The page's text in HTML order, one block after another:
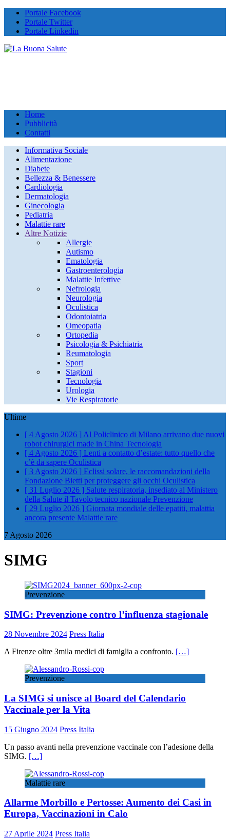
Portale Facebook
Portale Twitter
Portale Linkedin
Home
Pubblicità
Contatti
Informativa Sociale
Alimentazione
Diabete
Bellezza & Benessere
Cardiologia
Dermatologia
Ginecologia
Pediatria
Malattie rare
Altre Notizie
Allergie
Autismo
Ematologia
Gastroenterologia
Malattie Infettive
Nefrologia
Neurologia
Oculistica
Odontoiatria
Omeopatia
Ortopedia
Psicologia & Psichiatria
Reumatologia
Sport
Stagioni
Tecnologia
Urologia
Vie Respiratorie
Ultime
[ 4 Agosto 2026 ] Al Policlinico di Milano arrivano due nuovi
robot chirurgici made in China Tecnologia
[ 4 Agosto 2026 ] Lenti a contatto d’estate: tutto quello che
c’è da sapere Oculistica
[ 3 Agosto 2026 ] Eclissi solare, le raccomandazioni della
Fondazione Bietti per proteggere gli occhi Oculistica
[ 31 Luglio 2026 ] Salute respiratoria, insediato al Ministero
della Salute il Tavolo tecnico nazionale Prevenzione
[ 29 Luglio 2026 ] Giornata mondiale delle epatiti, malattia
ancora presente Malattie rare
7 Agosto 2026
SIMG
Prevenzione
SIMG: Prevenzione contro l’influenza stagionale
28 Novembre 2024 Press Italia
A Firenze oltre 3mila medici di famiglia a confronto. […]
Prevenzione
La SIMG si unisce al Board del Calendario
Vaccinale per la Vita
15 Giugno 2024 Press Italia
Un passo avanti nella prevenzione vaccinale con l’adesione della
SIMG. […]
Malattie rare
Allarme Morbillo e Pertosse: Aumento dei Casi in
Europa, Vaccinazioni in Calo
27 Aprile 2024 Press Italia